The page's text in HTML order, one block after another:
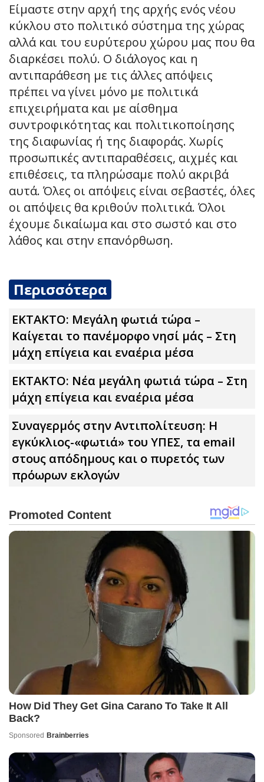
Είμαστε στην αρχή της αρχής ενός νέου
κύκλου στο πολιτικό σύστημα της χώρας
αλλά και του ευρύτερου χώρου μας που θα
διαρκέσει πολύ. Ο διάλογος και η
αντιπαράθεση με τις άλλες απόψεις
πρέπει να γίνει μόνο με πολιτικά
επιχειρήματα και με αίσθημα
συντροφικότητας και πολιτικοποίησης
της διαφωνίας ή της διαφοράς. Χωρίς
προσωπικές αντιπαραθέσεις, αιχμές και
επιθέσεις, τα πληρώσαμε πολύ ακριβά
αυτά. Όλες οι απόψεις είναι σεβαστές, όλες
οι απόψεις θα κριθούν πολιτικά. Όλοι
έχουμε δικαίωμα και στο σωστό και στο
λάθος και στην επανόρθωση.
Περισσότερα
ΕΚΤΑΚΤΟ: Μεγάλη φωτιά τώρα –
Καίγεται το πανέμορφο νησί μάς – Στη
μάχη επίγεια και εναέρια μέσα
ΕΚΤΑΚΤΟ: Νέα μεγάλη φωτιά τώρα – Στη
μάχη επίγεια και εναέρια μέσα
Συναγερμός στην Αντιπολίτευση: Η
εγκύκλιος-«φωτιά» του ΥΠΕΣ, τα email
στους απόδημους και ο πυρετός των
πρόωρων εκλογών